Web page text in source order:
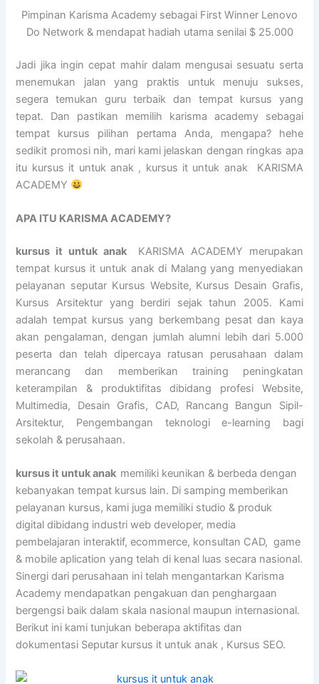
Pimpinan Karisma Academy sebagai First Winner Lenovo
Do Network & mendapat hadiah utama senilai $ 25.000
Jadi jika ingin cepat mahir dalam mengusai sesuatu serta
menemukan jalan yang praktis untuk menuju sukses,
segera temukan guru terbaik dan tempat kursus yang
tepat. Dan pastikan memilih karisma academy sebagai
tempat kursus pilihan pertama Anda, mengapa? hehe
sedikit promosi nih, mari kami jelaskan dengan ringkas apa
itu kursus it untuk anak , kursus it untuk anak KARISMA
ACADEMY
APA ITU KARISMA ACADEMY?
kursus it untuk anak
KARISMA ACADEMY merupakan
tempat kursus it untuk anak di Malang yang menyediakan
pelayanan seputar Kursus Website, Kursus Desain Grafis,
Kursus Arsitektur yang berdiri sejak tahun 2005. Kami
adalah tempat kursus yang berkembang pesat dan kaya
akan pengalaman, dengan jumlah alumni lebih dari 5.000
peserta dan telah dipercaya ratusan perusahaan dalam
merancang dan memberikan training peningkatan
keterampilan & produktifitas dibidang profesi Website,
Multimedia, Desain Grafis, CAD, Rancang Bangun Sipil-
Arsitektur, Pengembangan teknologi e-learning bagi
sekolah & perusahaan.
kursus it untuk anak memiliki keunikan & berbeda dengan
kebanyakan tempat kursus lain. Di samping memberikan
pelayanan kursus, kami juga memiliki studio & produk
digital dibidang industri web developer, media
pembelajaran interaktif, ecommerce, konsultan CAD, game
& mobile aplication yang telah di kenal luas secara nasional.
Sinergi dari perusahaan ini telah mengantarkan Karisma
Academy mendapatkan pengakuan dan penghargaan
bergengsi baik dalam skala nasional maupun internasional.
Berikut ini kami tunjukan beberapa aktifitas dan
dokumentasi Seputar kursus it untuk anak , Kursus SEO.